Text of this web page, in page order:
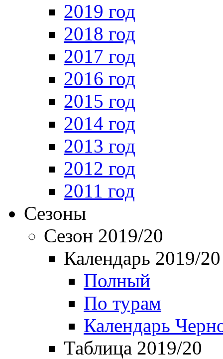
2019 год
2018 год
2017 год
2016 год
2015 год
2014 год
2013 год
2012 год
2011 год
Сезоны
Сезон 2019/20
Календарь 2019/20
Полный
По турам
Календарь
Таблица 2019/20